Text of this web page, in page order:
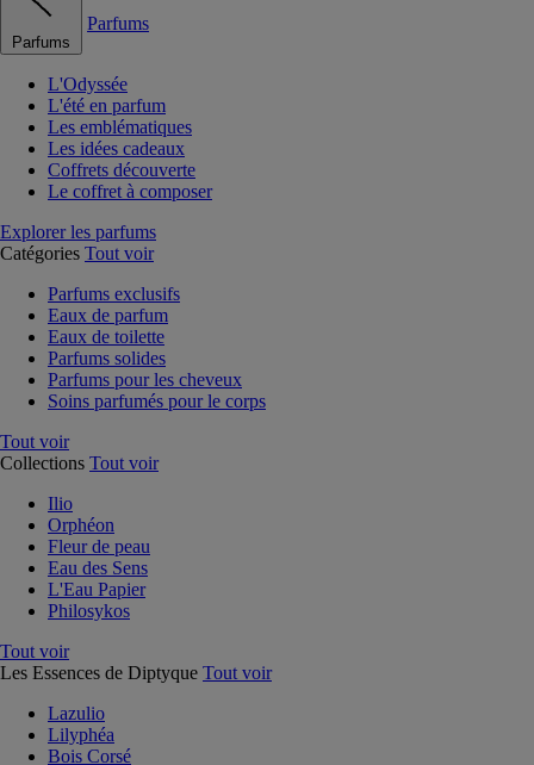
Parfums
Parfums
L'Odyssée
L'été en parfum
Les emblématiques
Les idées cadeaux
Coffrets découverte
Le coffret à composer
Explorer les parfums
Catégories Tout voir
Parfums exclusifs
Eaux de parfum
Eaux de toilette
Parfums solides
Parfums pour les cheveux
Soins parfumés pour le corps
Tout voir
Collections Tout voir
Ilio
Orphéon
Fleur de peau
Eau des Sens
L'Eau Papier
Philosykos
Tout voir
Les Essences de Diptyque Tout voir
Lazulio
Lilyphéa
Bois Corsé